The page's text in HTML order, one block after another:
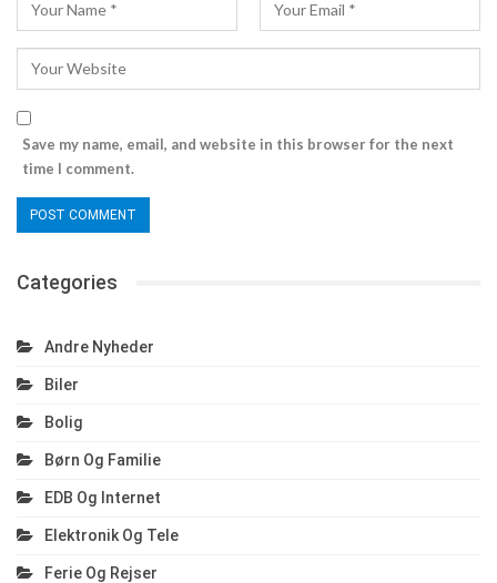
Save my name, email, and website in this browser for the next
time I comment.
Categories
Andre Nyheder
Biler
Bolig
Børn Og Familie
EDB Og Internet
Elektronik Og Tele
Ferie Og Rejser